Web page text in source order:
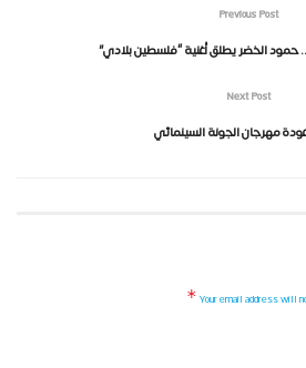
Previous Post
حمود الخضر يطلق أغنية “فلسطين بلادي”
Next Post
مهرجان الجونة السينمائي
Your email address will
*